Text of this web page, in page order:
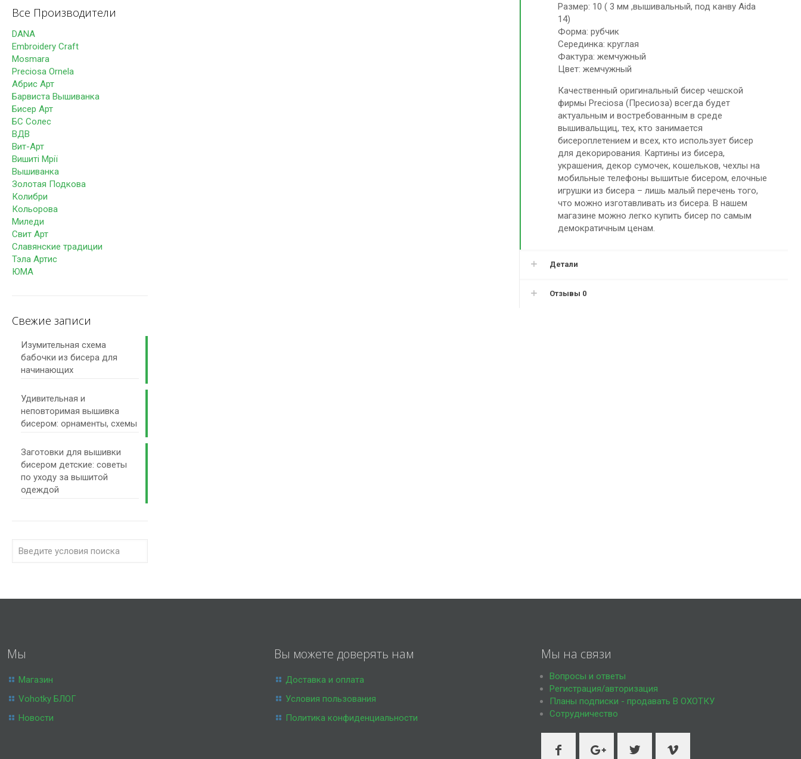
Размер: 10 ( 3 мм ,вышивальный, под канву Aida
14)
Форма: рубчик
Серединка: круглая
Фактура: жемчужный
Цвет: жемчужный
Качественный оригинальный бисер чешской
фирмы Preciosa (Пресиоза) всегда будет
актуальным и востребованным в среде
вышивальщиц, тех, кто занимается
бисероплетением и всех, кто использует бисер
для декорирования. Картины из бисера,
украшения, декор сумочек, кошельков, чехлы на
мобильные телефоны вышитые бисером, елочные
игрушки из бисера – лишь малый перечень того,
что можно изготавливать из бисера. В нашем
магазине можно легко купить бисер по самым
демократичным ценам.
Детали
Отзывы 0
Все Производители
DANA
Embroidery Craft
Mosmara
Preciosa Ornela
Абрис Арт
Барвиста Вышиванка
Бисер Арт
БС Солес
ВДВ
Вит-Арт
Вишиті Мрії
Вышиванка
Золотая Подкова
Колибри
Кольорова
Миледи
Свит Арт
Славянские традиции
Тэла Артис
ЮМА
Свежие записи
Изумительная схема
бабочки из бисера для
начинающих
Удивительная и
неповторимая вышивка
бисером: орнаменты, схемы
Заготовки для вышивки
бисером детские: советы
по уходу за вышитой
одеждой
Мы
Магазин
Vohotky БЛОГ
Новости
Вы можете доверять нам
Доставка и оплата
Условия пользования
Политика конфиденциальности
Мы на связи
Вопросы и ответы
Регистрация/авторизация
Планы подписки - продавать В ОХОТКУ
Сотрудничество